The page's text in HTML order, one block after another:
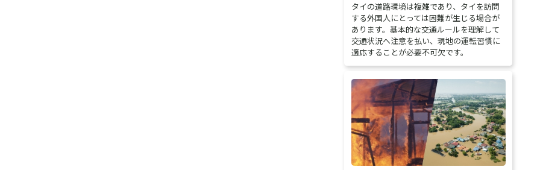
タイの道路環境は複雑であり、タイを訪問
する外国人にとっては困難が生じる場合が
あります。基本的な交通ルールを理解して
交通状況へ注意を払い、現地の運転習慣に
適応することが必要不可欠です。